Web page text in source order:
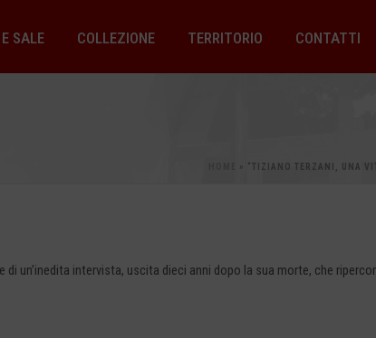
SALE COLLEZIONE TERRITORIO CONTATTI
» “TIZIANO TERZANI, UNA
un’inedita intervista, uscita dieci anni dopo la sua morte, che